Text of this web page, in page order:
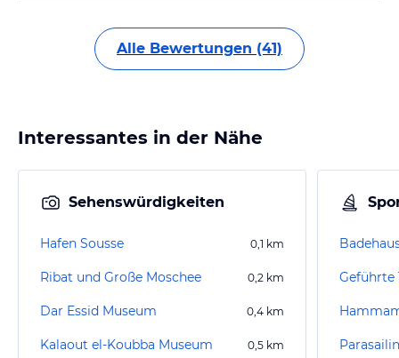
Alle Bewertungen (41)
Interessantes in der Nähe
Sehenswürdigkeiten
Hafen Sousse 0,1 km
Ribat und Große Moschee 0,2 km
Dar Essid Museum 0,4 km
Kalaout el-Koubba Museum 0,5 km
Geführte